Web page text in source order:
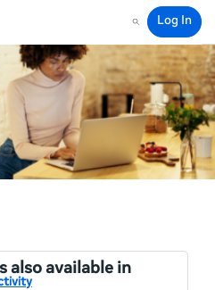
Search
Log In
also available in